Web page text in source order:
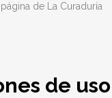
de La Curaduría
de uso